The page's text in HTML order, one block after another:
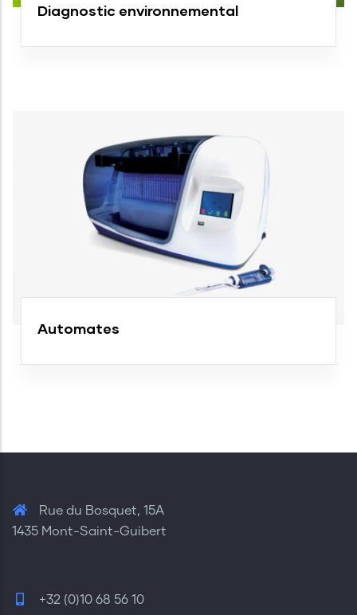
Diagnostic environnemental
Automates
Rue du Bosquet, 15A
1435 Mont-Saint-Guibert
+32 (0)10 68 56 10